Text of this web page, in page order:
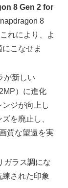
8 Gen 2 for
8
れにより、よ
こなせま
が新しい
）に進化
ジが向上し
を廃止し、
質な望遠を実
ガラス調にな
された印象